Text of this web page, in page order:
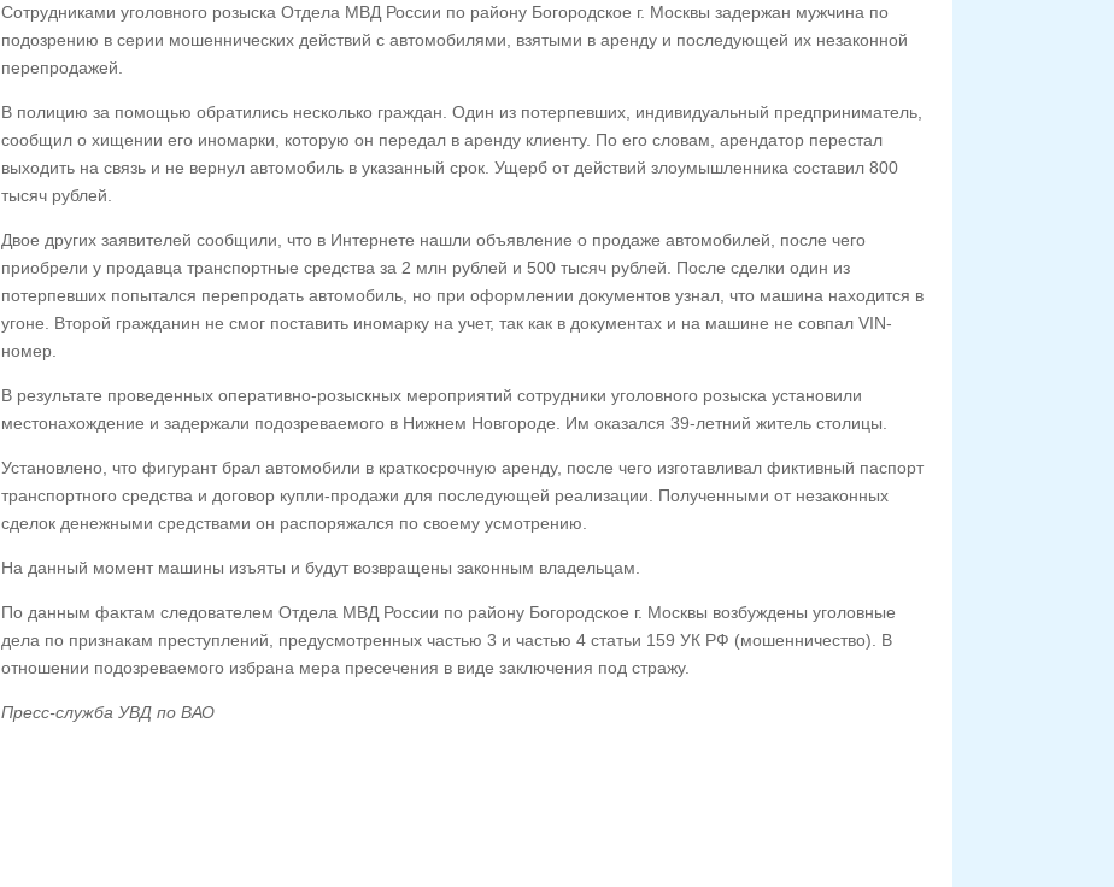
Сотрудниками уголовного розыска Отдела МВД России по району Богородское г. Москвы задержан мужчина по
подозрению в серии мошеннических действий с автомобилями, взятыми в аренду и последующей их незаконной
перепродажей.
В полицию за помощью обратились несколько граждан. Один из потерпевших, индивидуальный предприниматель,
сообщил о хищении его иномарки, которую он передал в аренду клиенту. По его словам, арендатор перестал
выходить на связь и не вернул автомобиль в указанный срок. Ущерб от действий злоумышленника составил 800
тысяч рублей.
Двое других заявителей сообщили, что в Интернете нашли объявление о продаже автомобилей, после чего
приобрели у продавца транспортные средства за 2 млн рублей и 500 тысяч рублей. После сделки один из
потерпевших попытался перепродать автомобиль, но при оформлении документов узнал, что машина находится в
угоне. Второй гражданин не смог поставить иномарку на учет, так как в документах и на машине не совпал VIN-
номер.
В результате проведенных оперативно-розыскных мероприятий сотрудники уголовного розыска установили
местонахождение и задержали подозреваемого в Нижнем Новгороде. Им оказался 39-летний житель столицы.
Установлено, что фигурант брал автомобили в краткосрочную аренду, после чего изготавливал фиктивный паспорт
транспортного средства и договор купли-продажи для последующей реализации. Полученными от незаконных
сделок денежными средствами он распоряжался по своему усмотрению.
На данный момент машины изъяты и будут возвращены законным владельцам.
По данным фактам следователем Отдела МВД России по району Богородское г. Москвы возбуждены уголовные
дела по признакам преступлений, предусмотренных частью 3 и частью 4 статьи 159 УК РФ (мошенничество). В
отношении подозреваемого избрана мера пресечения в виде заключения под стражу.
Пресс-служба УВД по ВАО